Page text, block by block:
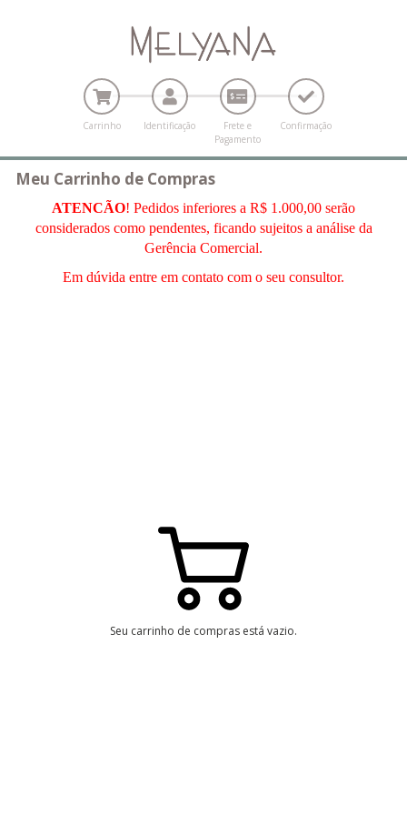
Carrinho Identificação
Frete e
Pagamento
Confirmação
Meu Carrinho de Compras
ATENCÃO! Pedidos inferiores a R$ 1.000,00 serão
considerados como pendentes, ficando sujeitos a análise da
Gerência Comercial.
Em dúvida entre em contato com o seu consultor.
Seu carrinho de compras está vazio.